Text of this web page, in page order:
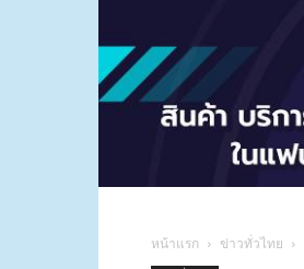
หน้าแรก ข่าวทั่วไทย